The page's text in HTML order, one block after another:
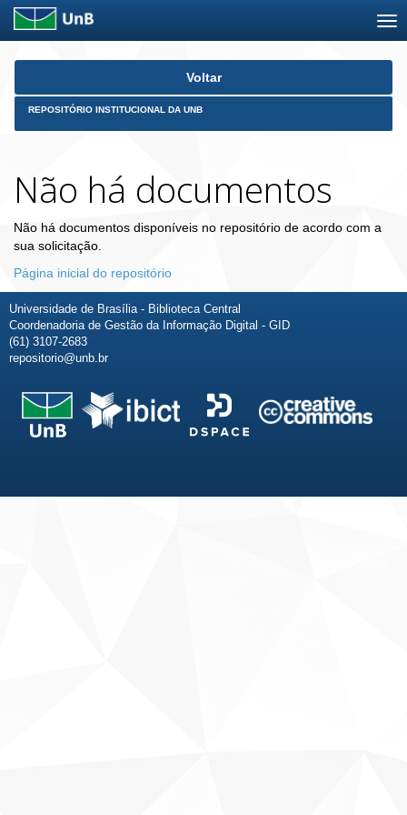
Skip
Voltar
REPOSITÓRIO INSTITUCIONAL DA UNB
Não há documentos
Não há documentos disponíveis no repositório de acordo com a
sua solicitação.
Página inicial do repositório
Universidade de Brasília - Biblioteca Central
Coordenadoria de Gestão da Informação Digital - GID
(61) 3107-2683
repositorio@unb.br